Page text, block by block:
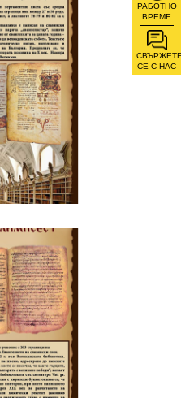
РАБОТНО
ВРЕМЕ
СЕ С НАС